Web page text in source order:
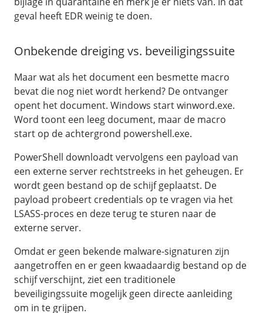
geval heeft EDR weinig te doen.
Onbekende dreiging vs. beveiligingssuite
Maar wat als het document een besmette macro
bevat die nog niet wordt herkend? De ontvanger
opent het document. Windows start winword.exe.
Word toont een leeg document, maar de macro
start op de achtergrond powershell.exe.
PowerShell downloadt vervolgens een payload van
een externe server rechtstreeks in het geheugen. Er
wordt geen bestand op de schijf geplaatst. De
payload probeert credentials op te vragen via het
LSASS-proces en deze terug te sturen naar de
externe server.
Omdat er geen bekende malware-signaturen zijn
aangetroffen en er geen kwaadaardig bestand op de
schijf verschijnt, ziet een traditionele
beveiligingssuite mogelijk geen directe aanleiding
om in te grijpen.